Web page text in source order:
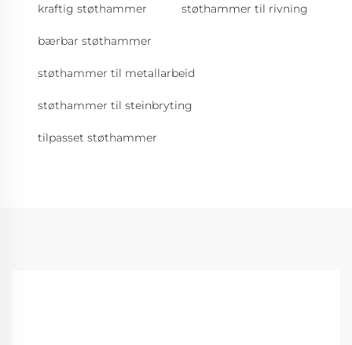
kraftig støthammer støthammer til rivning
bærbar støthammer
støthammer til metallarbeid
støthammer til steinbryting
tilpasset støthammer